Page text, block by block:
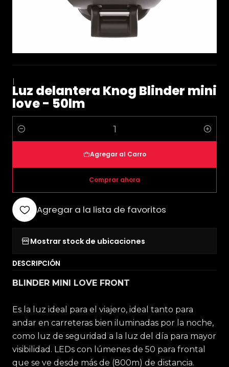
|
Luz delantera Knog Blinder mini
love - 50lm
Cantidad
Agregar al Carro
Comprar ahora
Agregar a la lista de favoritos
Mostrar stock de ubicaciones
DESCRIPCIÓN
BLINDER MINI LOVE FRONT
Es la luz ideal para el viajero, ideal tanto para
andar en carreteras bien iluminadas por la noche,
como luz de seguridad a la luz del día para mayor
visibilidad. LEDs con lúmenes de 50 para frontal
que se ve desde más de (800m) de distancia.